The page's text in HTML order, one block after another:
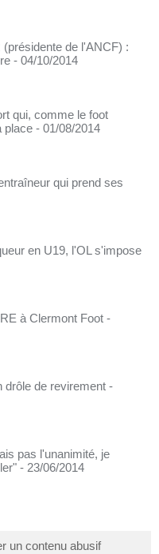
de l'ANCF) :
- 04/10/2014
qui, comme le foot
place - 01/08/2014
qui prend ses
en U19, l'OL s'impose
à Clermont Foot -
drôle de revirement -
pas l'unanimité, je
- 23/06/2014
un contenu abusif